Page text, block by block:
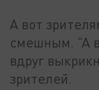
А вот
смешным. "А
вдруг
зрителей.